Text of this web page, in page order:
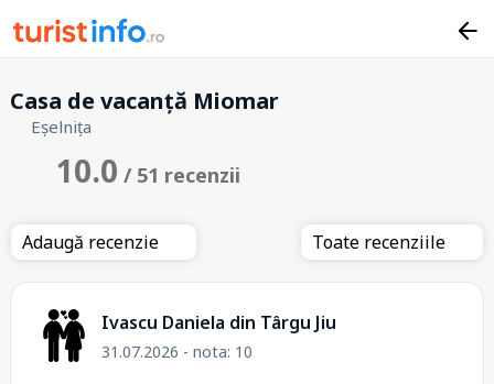
Casa de vacanță Miomar
Eșelnița
10.0 / 51 recenzii
Adaugă recenzie Toate recenziile
Ivascu Daniela din Târgu Jiu
31.07.2026 - nota: 10